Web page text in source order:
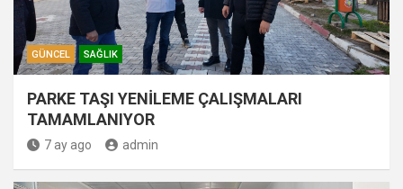
GÜNCEL SAĞLIK
PARKE TAŞI YENİLEME ÇALIŞMALARI
TAMAMLANIYOR
7 ay ago admin